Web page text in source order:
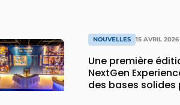
NOUVELLES 15 AVRIL 2026
Une première
NextGen
des bases solides